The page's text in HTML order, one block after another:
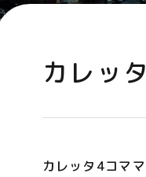
カレッ
カレッタ4コマ